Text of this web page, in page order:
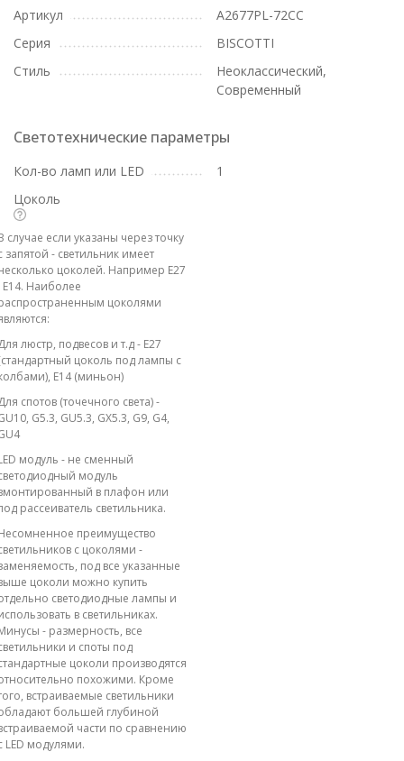
Артикул
A2677PL-72CC
Серия
BISCOTTI
Стиль
Неоклассический,
Современный
Светотехнические параметры
Кол-во ламп или LED
1
Цоколь
случае если указаны через точку
запятой - светильник имеет
цоколей. Например E27
E14. Наиболее
цоколями
люстр, подвесов и т.д - E27
цоколь под лампы с
E14 (миньон)
спотов (точечного света) -
G5.3, GU5.3, GX5.3, G9, G4,
модуль - не сменный
модуль
в плафон или
рассеиватель светильника.
преимущество
с цоколями -
под все указанные
цоколи можно купить
светодиодные лампы и
в светильниках.
- размерность, все
и споты под
цоколи производятся
похожими. Кроме
встраиваемые светильники
большей глубиной
части по сравнению
LED модулями.